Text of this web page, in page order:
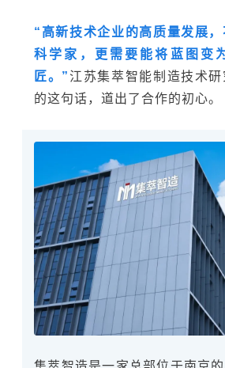
“ 高新技术企业的高质量发展
科学家，更需要能将蓝图变
匠。” 江苏集萃智能制造技术
的这句话，道出了合作的初心。